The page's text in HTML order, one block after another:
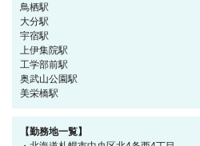
鳥栖駅
大分駅
宇宿駅
上伊集院駅
工学部前駅
奥武山公園駅
美栄橋駅
【勤務地一覧】